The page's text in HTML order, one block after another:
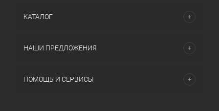
КАТАЛОГ
НАШИ ПРЕДЛОЖЕНИЯ
ПОМОЩЬ И СЕРВИСЫ